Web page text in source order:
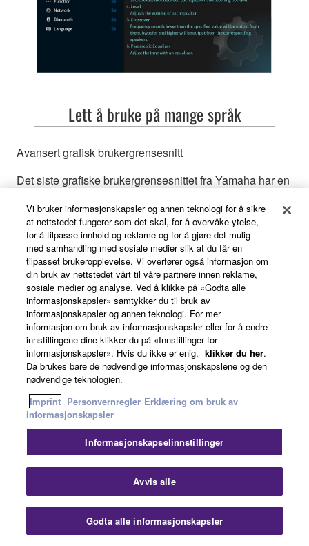
Lett å bruke på mange språk
Avansert grafisk brukergrensesnitt
Det siste grafiske brukergrensesnittet fra Yamaha har en
samt en valgbar statuslinje som viser signalkilde,
volumnivå, DSP-modus og lydformat.
Brukergrensesnittet lar deg velge mellom åtte språk:
engelsk, fransk, tysk, spansk, italiensk, russisk, japansk
og kinesisk, som kan vises over både normale bilder og
3D-bilder.
Nyt musikken i to rom
Vi bruker informasjonskapsler og annen teknologi for å sikre
at nettstedet fungerer som det skal, for å overvåke ytelse,
for å tilpasse innhold og reklame og for å gjøre det mulig
med samhandling med sosiale medier slik at du får en
tilpasset brukeropplevelse. Vi overfører også informasjon om
din bruk av nettstedet vårt til våre partnere innen reklame,
sosiale medier og analyse. Ved å klikke på «Godta alle
informasjonskapsler» samtykker du til bruk av
informasjonskapsler og annen teknologi. For mer
informasjon om bruk av informasjonskapsler eller for å endre
innstillingene dine klikker du på «Innstillinger for
informasjonskapsler». Hvis du ikke er enig, klikker du her.
Da brukes bare de nødvendige informasjonskapslene og den
nødvendige teknologien.
Imprint Personvernregler Erklæring om bruk av
informasjonskapsler
Informasjonskapselinnstillinger
Avvis alle
Godta alle informasjonskapsler